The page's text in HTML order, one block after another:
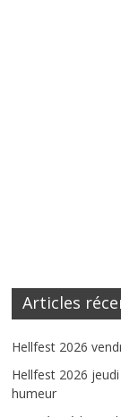
Articles
Hellfest 2026
Hellfest 2026
humeur